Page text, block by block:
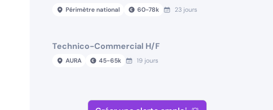
Périmètre national 60-78k 23 jours
Technico-Commercial H/F
AURA 45-65k 19 jours